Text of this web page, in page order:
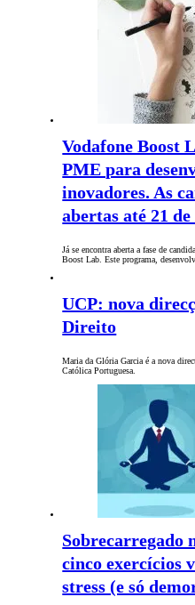
Vodafone Boost
PME para
inovadores. As
abertas até 21
Já se encontra aberta a fase de
Boost Lab. Este programa,
UCP: nova
Direito
Maria da Glória Garcia é a nova
Católica Portuguesa.
Sobrecarregado
cinco exercícios
stress (e só